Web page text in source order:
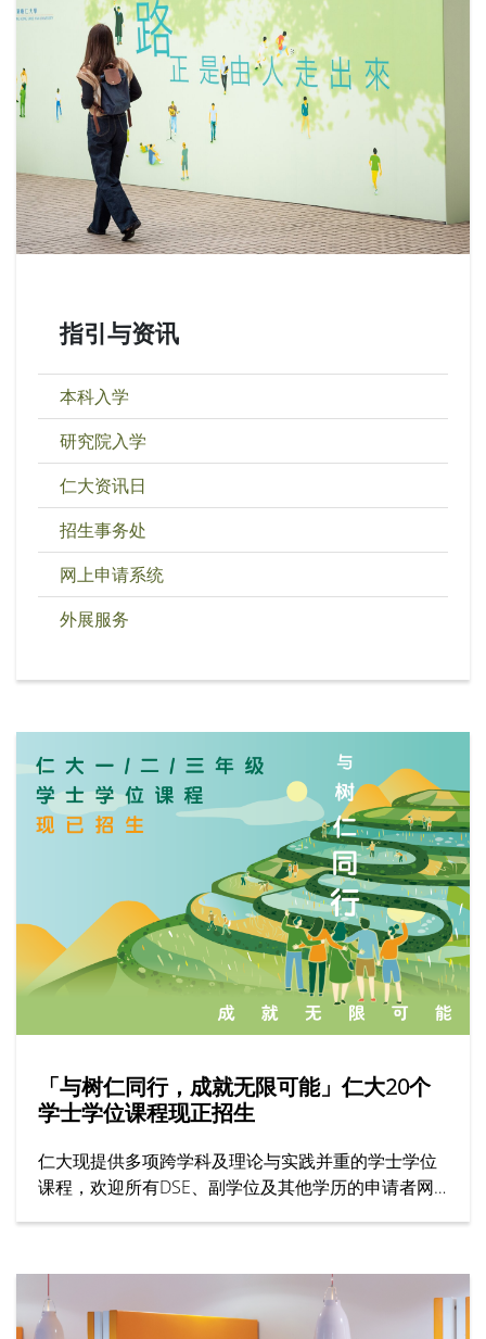
指引与资讯
本科入学
研究院入学
仁大资讯日
招生事务处
网上申请系统
外展服务
「与树仁同行，成就无限可能」仁大20个
学士学位课程现正招生
仁大现提供多项跨学科及理论与实践并重的学士学位
课程，欢迎所有DSE、副学位及其他学历的申请者网